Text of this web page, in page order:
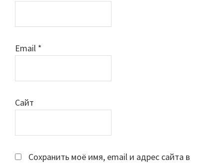
Email *
Сайт
Сохранить моё имя, email и адрес сайта в